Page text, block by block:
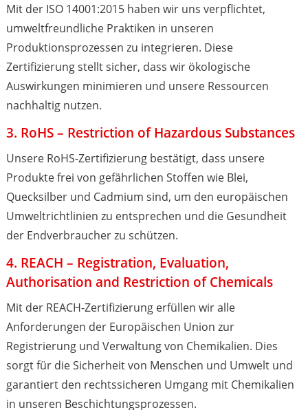
Mit der ISO 14001:2015 haben wir uns verpflichtet,
umweltfreundliche Praktiken in unseren
Produktionsprozessen zu integrieren. Diese
Zertifizierung stellt sicher, dass wir ökologische
Auswirkungen minimieren und unsere Ressourcen
nachhaltig nutzen.
3. RoHS – Restriction of Hazardous Substances
Unsere RoHS-Zertifizierung bestätigt, dass unsere
Produkte frei von gefährlichen Stoffen wie Blei,
Quecksilber und Cadmium sind, um den europäischen
Umweltrichtlinien zu entsprechen und die Gesundheit
der Endverbraucher zu schützen.
4. REACH – Registration, Evaluation,
Authorisation and Restriction of Chemicals
Mit der REACH-Zertifizierung erfüllen wir alle
Anforderungen der Europäischen Union zur
Registrierung und Verwaltung von Chemikalien. Dies
sorgt für die Sicherheit von Menschen und Umwelt und
garantiert den rechtssicheren Umgang mit Chemikalien
in unseren Beschichtungsprozessen.